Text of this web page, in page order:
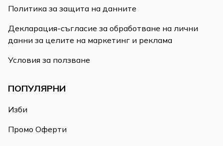
Политика за защита на данните
Декларация-съгласие за обработване на лични
данни за целите на маркетинг и реклама
Условия за ползване
ПОПУЛЯРНИ
Изби
Промо Оферти